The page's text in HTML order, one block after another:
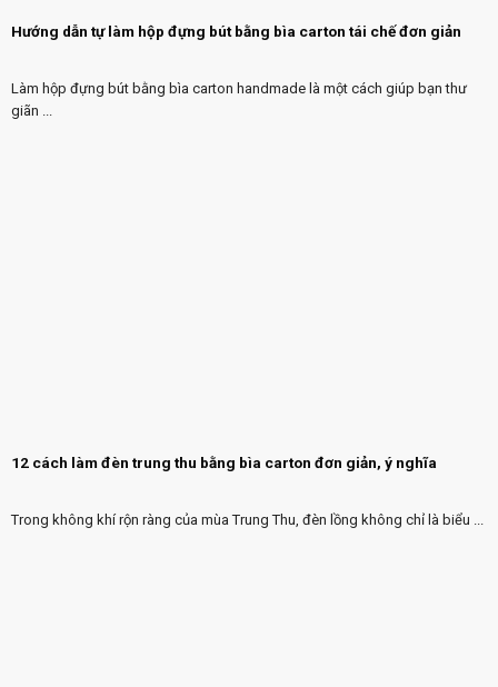
Hướng dẫn tự làm hộp đựng bút bằng bìa carton tái chế đơn giản
Làm hộp đựng bút bằng bìa carton handmade là một cách giúp bạn thư
giãn ...
12 cách làm đèn trung thu bằng bìa carton đơn giản, ý nghĩa
Trong không khí rộn ràng của mùa Trung Thu, đèn lồng không chỉ là biểu ...